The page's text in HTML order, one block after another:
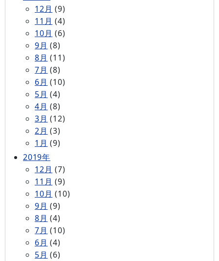
12月 (9)
11月 (4)
10月 (6)
9月 (8)
8月 (11)
7月 (8)
6月 (10)
5月 (4)
4月 (8)
3月 (12)
2月 (3)
1月 (9)
2019年
12月 (7)
11月 (9)
10月 (10)
9月 (9)
8月 (4)
7月 (10)
6月 (4)
5月 (6)